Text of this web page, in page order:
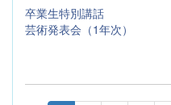
卒業生特別講話
芸術発表会（1年次）